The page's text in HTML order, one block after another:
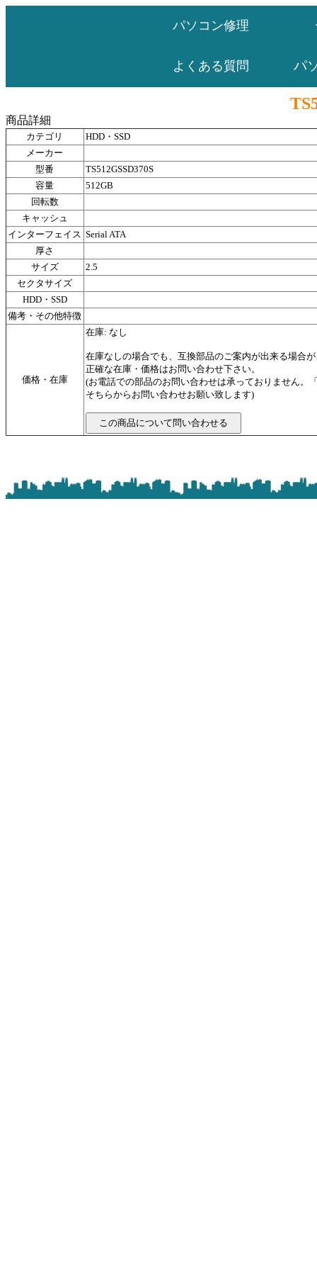
パソコン修理
よくある質問 パ
商品詳細
カテゴリ
HDD・SSD
メーカー
型番
TS512GSSD370S
容量
512GB
回転数
キャッシュ
インターフェイス Serial ATA
厚さ
サイズ
2.5
セクタサイズ
HDD・SSD
備考・その他特徴
価格・在庫
在庫: なし
在庫なしの場合でも、互換部品のご案内が出来る場合
正確な在庫・価格はお問い合わせ下さい。
(お電話での部品のお問い合わせは承っておりません。
そちらからお問い合わせお願い致します)